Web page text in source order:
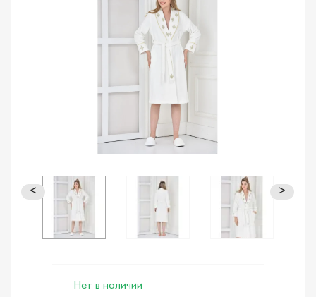
< >
Нет в наличии